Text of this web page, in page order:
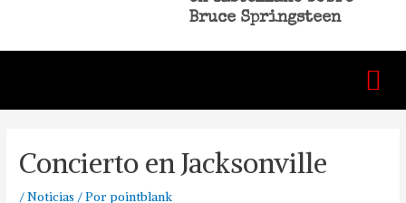
Bruce Springsteen
Concierto en Jacksonville
/Noticias / Porpointblank